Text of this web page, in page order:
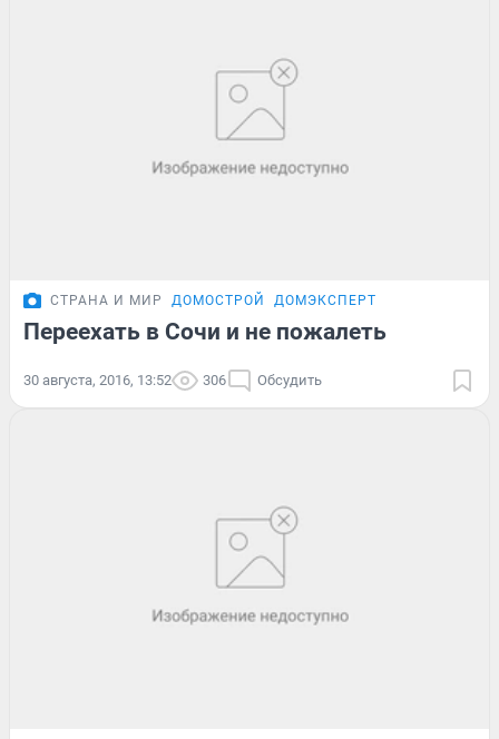
СТРАНА И МИР ДОМОСТРОЙ ДОМЭКСПЕРТ
Переехать в Сочи и не пожалеть
30 августа, 2016, 13:52 306 Обсудить